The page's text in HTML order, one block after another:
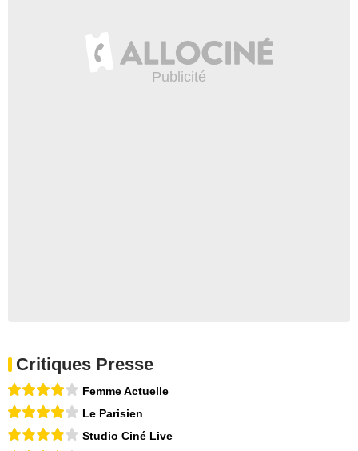
Critiques Presse
Femme Actuelle
Le Parisien
Studio Ciné Live